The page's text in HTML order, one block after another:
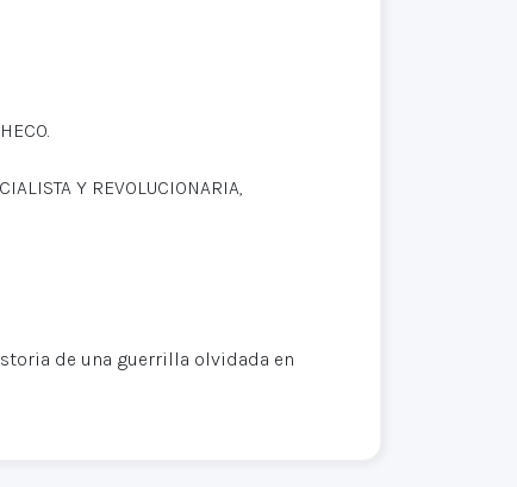
Y REVOLUCIONARIA,
de una guerrilla olvidada en